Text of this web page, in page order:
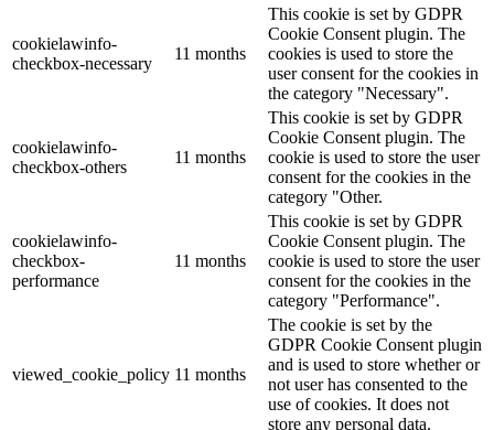
cookielawinfo-
checkbox-necessary
11 months
This cookie is set by GDPR
Cookie Consent plugin. The
cookies is used to store the
user consent for the cookies in
the category "Necessary".
cookielawinfo-
checkbox-others
11 months
This cookie is set by GDPR
Cookie Consent plugin. The
cookie is used to store the user
consent for the cookies in the
category "Other.
cookielawinfo-
checkbox-
performance
11 months
This cookie is set by GDPR
Cookie Consent plugin. The
cookie is used to store the user
consent for the cookies in the
category "Performance".
viewed_cookie_policy 11 months
The cookie is set by the
GDPR Cookie Consent plugin
and is used to store whether or
not user has consented to the
use of cookies. It does not
store any personal data.